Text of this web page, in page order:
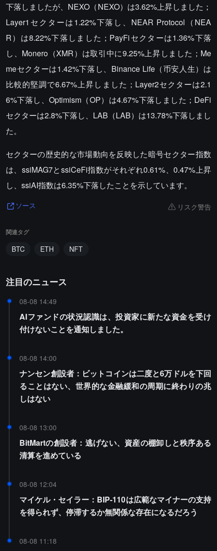
下落しましたが、NEXO（NEXO）は3.62%上昇しました；
Layer1セクターは1.22%下落し、NEAR Protocol（NEA
R）は8.22%下落しました；PayFiセクターは1.36%下落
し、Monero（XMR）は取引中に9.25%上昇しました；Me
meセクターは1.42%下落し、Binance Life（币安人生）は
比較的堅調で6.67%上昇しました；Layer2セクターは2.1
6%下落し、Optimism（OP）は4.67%下落しました；DeFi
セクターは2.8%下落し、LAB（LAB）は13.78%下落しまし
た。
セクターの歴史的な市場動向を反映した暗号セクター指数
は、ssiMAG7とssiCeFi指数がそれぞれ0.61%、0.47%上昇
し、ssiAI指数は6.35%下落したことを示しています。
ソース リスク警告
関連タグ
BTC ETH NFT
注目のニュース
08-08 14:49
AIファンドの状況認識は、投資家に新たな資金を受け
付けないことを通知しました。
08-08 14:00
ナンセン創設者：ビットコインは二度と6万ドルを下回
ることはない、世界的な金融緩和の周期に終わりの兆
しはない
08-08 13:00
BitMartの創設者：逃げない、資産の棚卸しと秩序ある
清算を進めている
08-08 12:04
マイケル・セイラー：BIP-110は広範なマイナーの支持
を得られず、停滞するか無関係な存在になるだろう
08-08 11:18